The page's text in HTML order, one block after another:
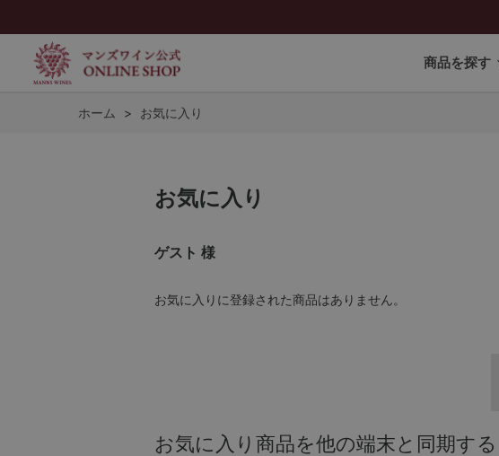
商品を探す
ホーム > お気に入り
お気に入り
ゲスト 様
お気に入りに登録された商品はありません。
お気に入り商品を他の端末と同期する